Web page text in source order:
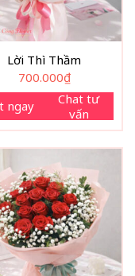
Lời Thì Thầm
700.000₫
ngay
Chat tư
vấn